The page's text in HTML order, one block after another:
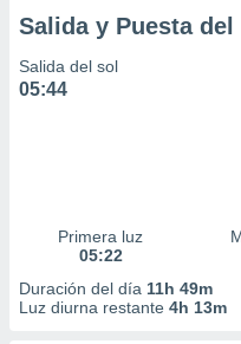
Salida y Puesta del
Salida del sol
05:44
Primera luz
05:22
Duración del día 11h 49m
Luz diurna restante 4h 13m